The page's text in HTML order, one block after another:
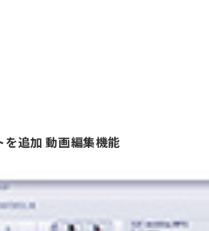
追加 動画編集機能